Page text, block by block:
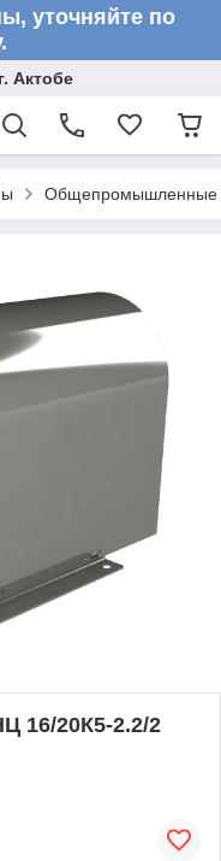
уточняйте по
Актобе
Общепромышленные
16/20К5-2.2/2